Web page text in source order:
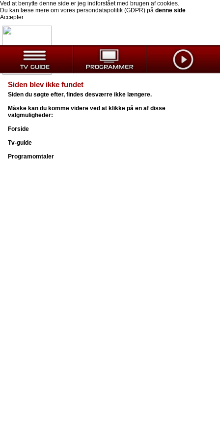
Ved at benytte denne side er jeg indforstået med brugen af cookies.
Du kan læse mere om vores persondatapolitik (GDPR) på denne side
Accepter
Siden blev ikke fundet
Siden du søgte efter, findes desværre ikke længere.
Måske kan du komme videre ved at klikke på en af disse
valgmuligheder:
Forside
Tv-guide
Programomtaler